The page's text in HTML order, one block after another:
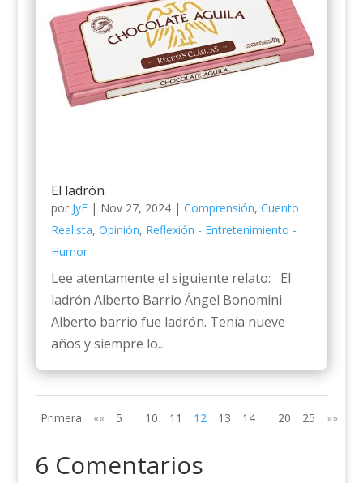
El ladrón
por JyE| Nov 27, 2024| Comprensión, Cuento
Realista, Opinión, Reflexión - Entretenimiento -
Humor
Lee atentamente el siguiente relato: El
ladrón Alberto Barrio Ángel Bonomini
Alberto barrio fue ladrón. Tenía nueve
años y siempre lo...
Primera «« 5 10 11 12 13 14 20 25 »»
6 Comentarios